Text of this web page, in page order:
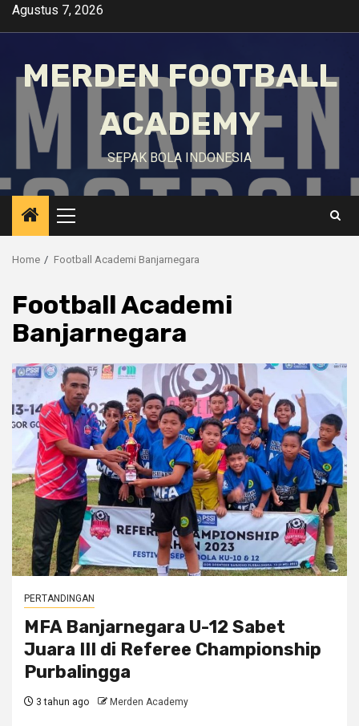
SkipAgustus 7, 2026
MERDEN FOOTBALL
ACADEMY
SEPAK BOLA INDONESIA
Primary
Menu
Home Football Academi Banjarnegara
Football Academi
Banjarnegara
PERTANDINGAN
MFA Banjarnegara U-12 Sabet
Juara III di Referee Championship
Purbalingga
3 tahun ago Merden Academy